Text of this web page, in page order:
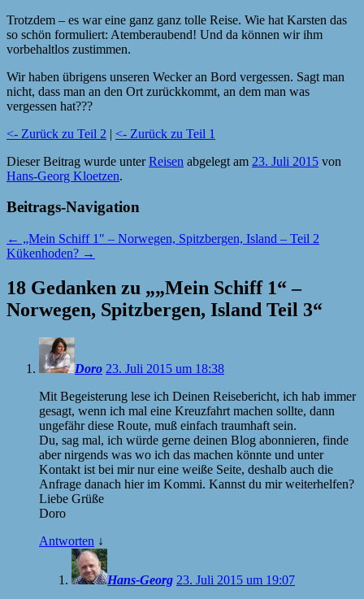
Trotzdem – es war eine ganz ganz tolle Reise. Wie hat Karsten das
so schön formuliert: Atemberaubend! Und da können wir ihm
vorbehaltlos zustimmen.
Wir haben übrigens unseren Wecker an Bord vergessen. Sagt man
nicht, dass man an den Ort zurückkommt, an dem man was
vergessen hat???
<- Zurück zu Teil 2 | <- Zurück zu Teil 1
Dieser Beitrag wurde unterReisen abgelegt am 23. Juli 2015 von
Hans-Georg Kloetzen.
Beitrags-Navigation
← „Mein Schiff 1″ – Norwegen, Spitzbergen, Island – Teil 2
Kükenhoden? →
18 Gedanken zu „„Mein Schiff 1“ –
Norwegen, Spitzbergen, Island Teil 3“
Doro 23. Juli 2015 um 18:38
Mit Begeisterung lese ich Deinen Reisebericht, ich hab immer
gesagt, wenn ich mal eine Kreuzfahrt machen sollte, dann
ungefähr diese Route, muß einfach traumhaft sein.
Du, sag mal, ich würde gerne deinen Blog abonnieren, finde
aber nirgends was wo ich das machen könnte und unter
Kontakt ist bei mir nur eine weiße Seite, deshalb auch die
Anfrage danach hier im Kommi. Kannst du mir weiterhelfen?
Liebe Grüße
Doro
Antworten ↓
Hans-Georg 23. Juli 2015 um 19:07